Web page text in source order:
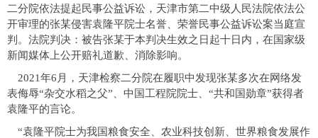
二分院依法提起民事公益诉讼，天津市第二中级人民法院依法公
开审理的张某侵害袁隆平院士名誉、荣誉民事公益诉讼案当庭宣
判。法院判决：被告张某于本判决生效之日起十日内，在国家级
新闻媒体上公开赔礼道歉、消除影响。
2021年6月，天津检察二分院在履职中发现张某多次在网络发
表侮辱“杂交水稻之父”、中国工程院院士、“共和国勋章”获得者
袁隆平的言论。
“袁隆平院士为我国粮食安全、农业科技创新、世界粮食发展作